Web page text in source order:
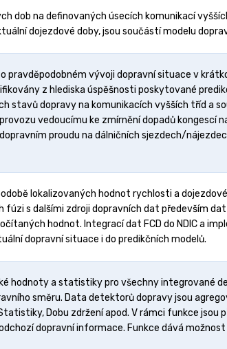
dob na definovaných úsecích komunikací
dojezdové doby, jsou součástí modelu
pravděpodobném vývoji dopravní situace v
z hlediska úspěšnosti poskytované
stavů dopravy na komunikacích vyšších tříd a
vedoucímu ke zmírnění dopadů
proudu na dálničních sjezdech/
lokalizovaných hodnot rychlosti a
fúzi s dalšími zdroji dopravních dat především
hodnot. Integrací dat FCD do NDIC a
dopravní situace i do predikčních modelů.
hodnoty a statistiky pro všechny integrované
směru. Data detektorů dopravy jsou
Dobu zdržení apod. V rámci funkce
dopravní informace. Funkce dává